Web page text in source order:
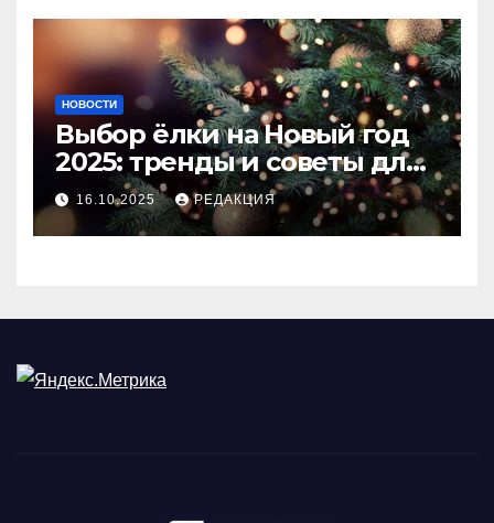
НОВОСТИ
Выбор ёлки на Новый год
2025: тренды и советы для
идеального праздника
16.10.2025 РЕДАКЦИЯ